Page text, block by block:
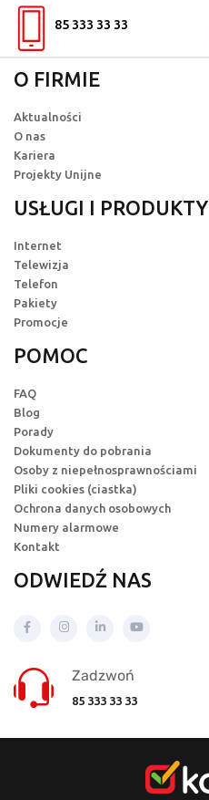
85 333 33 33
O FIRMIE
Aktualności
O nas
Kariera
Projekty Unijne
USŁUGI I PRODUKTY
Internet
Telewizja
Telefon
Pakiety
Promocje
POMOC
FAQ
Blog
Porady
Dokumenty do pobrania
Osoby z niepełnosprawnościami
Pliki cookies (ciastka)
Ochrona danych osobowych
Numery alarmowe
Kontakt
ODWIEDŹ NAS
Zadzwoń
85 333 33 33